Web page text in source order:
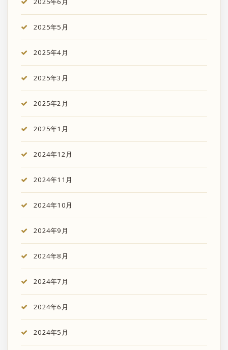
2025年5月
2025年4月
2025年3月
2025年2月
2025年1月
2024年12月
2024年11月
2024年10月
2024年9月
2024年8月
2024年7月
2024年6月
2024年5月